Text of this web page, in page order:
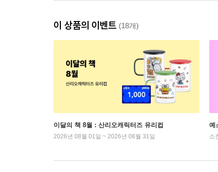
이 상품의 이벤트 (18개)
이달의 책 8월 : 산리오캐릭터즈 유리컵
2026년 08월 01일 ~ 2026년 08월 31일
예
소